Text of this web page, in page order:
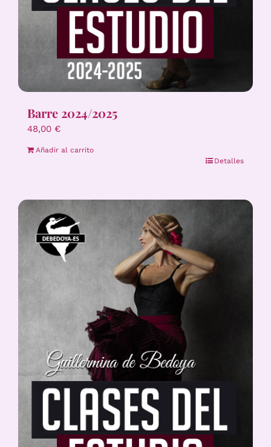
Barre 2024/2025
48,00 €
Añadir al carrito
Detalles